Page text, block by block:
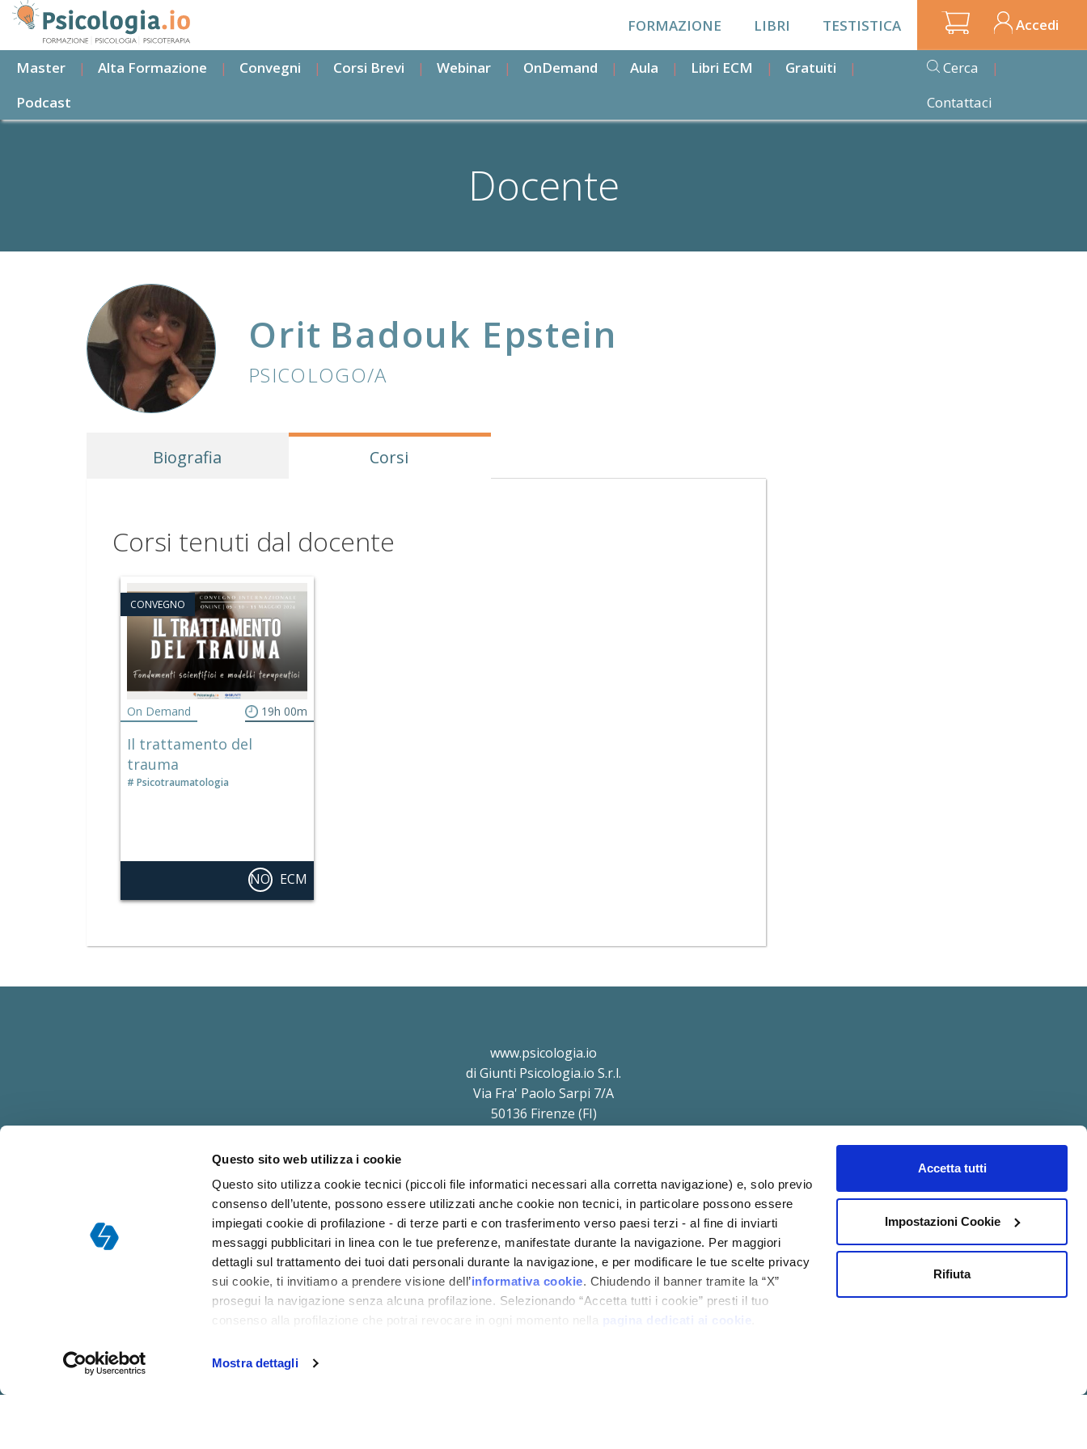
Questo sito web utilizza i cookie
Questo sito utilizza cookie tecnici (piccoli file informatici necessari alla corretta navigazione) e, solo previo
consenso dell’utente, possono essere utilizzati anche cookie non tecnici, in particolare possono essere
impiegati cookie di profilazione - di terze parti e con trasferimento verso paesi terzi - al fine di inviarti
messaggi pubblicitari in linea con le tue preferenze, manifestate durante la navigazione. Per maggiori
dettagli sul trattamento dei tuoi dati personali durante la navigazione, e per modificare le tue scelte privacy
sui cookie, ti invitiamo a prendere visione dell’informativa cookie. Chiudendo il banner tramite la “X”
prosegui la navigazione senza alcuna profilazione. Selezionando “Accetta tutti i cookie” presti il tuo
consenso alla profilazione che potrai revocare in ogni momento nella
pagina dedicati ai cookie
Mostra dettagli
Accetta tutti
Impostazioni Cookie
Rifiuta
Salta
contenuto
principale
FORMAZIONE LIBRI TESTISTICA Accedi
Master Alta Formazione Convegni Corsi Brevi Webinar OnDemand Aula Libri ECM
Gratuiti
Podcast
Cerca
Contattaci
Docente
Orit Badouk Epstein
PSICOLOGO/A
Biografia Corsi
Corsi tenuti dal docente
CONVEGNO
On Demand 19h 00m
Il trattamento del
trauma
Psicotraumatologia
NO ECM
www.psicologia.io
di Giunti Psicologia.io S.r.l.
Via Fra' Paolo Sarpi 7/A
50136 Firenze (FI)
soggetta a direzione e coordinamento di Holding Daniel S.r.l.
CHI
DOCENTI